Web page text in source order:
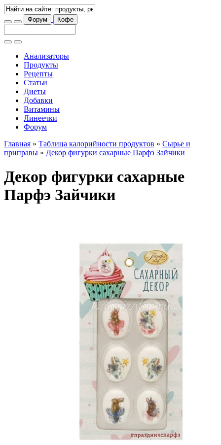
Форум Кофе
Анализаторы
Продукты
Рецепты
Статьи
Диеты
Добавки
Витамины
Линеечки
Форум
Главная » Таблица калорийности продуктов » Сырье и
приправы » Декор фигурки сахарные Парфэ Зайчики
Декор фигурки сахарные
Парфэ Зайчики